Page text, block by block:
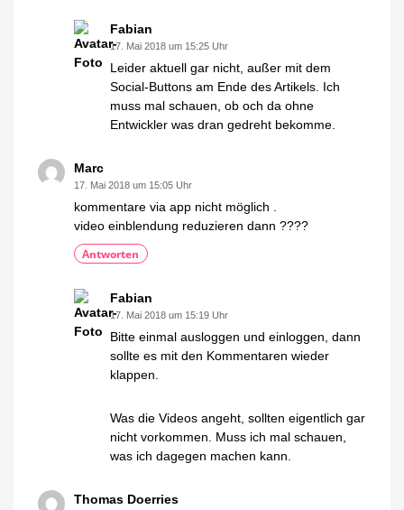
Fabian
17. Mai 2018 um 15:25 Uhr
Leider aktuell gar nicht, außer mit dem
Social-Buttons am Ende des Artikels. Ich
muss mal schauen, ob och da ohne
Entwickler was dran gedreht bekomme.
Marc
17. Mai 2018 um 15:05 Uhr
kommentare via app nicht möglich .
video einblendung reduzieren dann ????
Antworten
Fabian
17. Mai 2018 um 15:19 Uhr
Bitte einmal ausloggen und einloggen, dann
sollte es mit den Kommentaren wieder
klappen.
Was die Videos angeht, sollten eigentlich gar
nicht vorkommen. Muss ich mal schauen,
was ich dagegen machen kann.
Thomas Doerries